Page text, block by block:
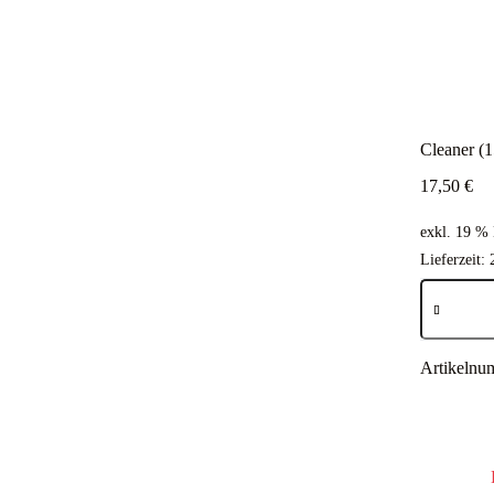
Cleaner
17,50 €
exkl. 19 %
Lieferzeit:
Cleaner
(15
á
15g)